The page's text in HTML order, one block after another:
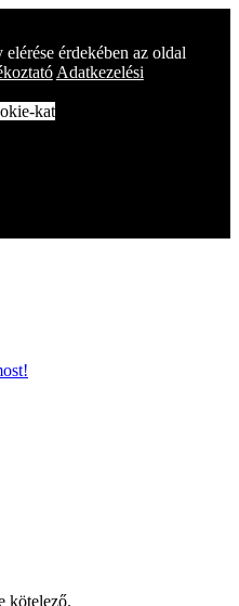
érdekében az oldal
Adatkezelési
kat
kötelező.